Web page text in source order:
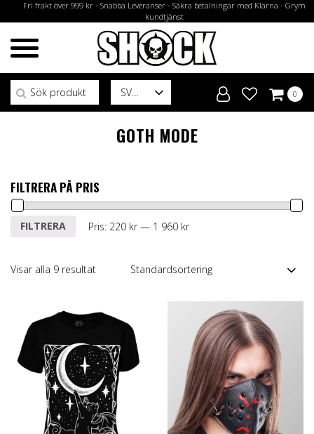
Fri frakt över 999 kr - Snabba Leveranser - Säkra betalningar med Klarna - Grym
kundtjänst
SV
Sök efter:
0
GOTH MODE
FILTRERA PÅ PRIS
Min
MaxFILTRERA Pris: 220 kr— 1 960 kr
Visar alla 9 resultat